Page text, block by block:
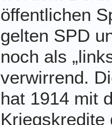
öffentlichen
gelten SPD
noch als
verwirrend.
hat 1914 mit
Kriegskredite